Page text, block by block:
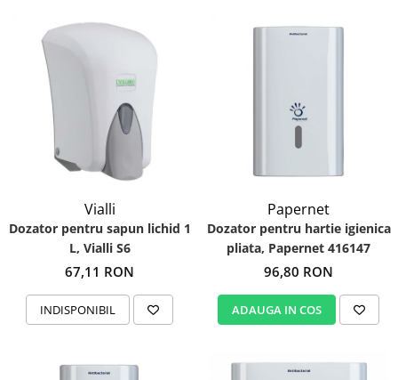
Vialli
Dozator pentru sapun lichid 1
L, Vialli S6
67,11 RON
INDISPONIBIL
Papernet
Dozator pentru hartie igienica
pliata, Papernet 416147
96,80 RON
ADAUGA IN COS